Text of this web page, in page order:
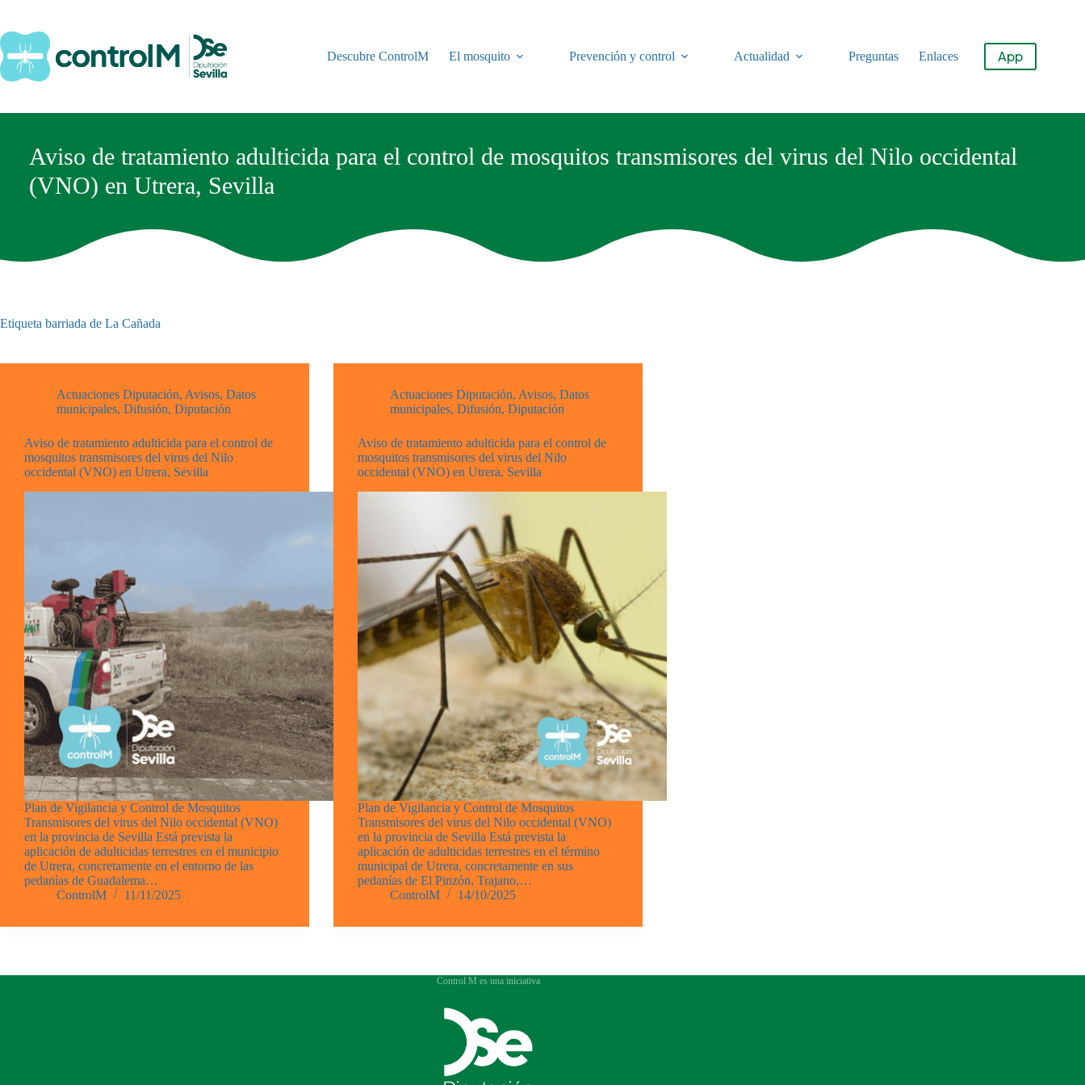
contenido
Descubre ControlM
El mosquito Prevención y control Actualidad Preguntas Enlaces App
Aviso de tratamiento adulticida para el control de mosquitos transmisores del virus del Nilo occidental
(VNO) en Utrera, Sevilla
Etiqueta barriada de La Cañada
Actuaciones Diputación, Avisos, Datos
municipales, Difusión, Diputación
Aviso de tratamiento adulticida para el control de
mosquitos transmisores del virus del Nilo
occidental (VNO) en Utrera, Sevilla
Plan de Vigilancia y Control de Mosquitos
Transmisores del virus del Nilo occidental (VNO)
en la provincia de Sevilla Está prevista la
aplicación de adulticidas terrestres en el municipio
de Utrera, concretamente en el entorno de las
pedanías de Guadalema…
ControlM
11/11/2025
Actuaciones Diputación, Avisos,Datos
municipales,Difusión,Diputación
Aviso de tratamiento adulticida para el control de
mosquitos transmisores del virus del Nilo
occidental (VNO) en Utrera, Sevilla
Plan de Vigilancia y Control de Mosquitos
Transmisores del virus del Nilo occidental (VNO)
en la provincia de Sevilla Está prevista la
aplicación de adulticidas terrestres en el término
municipal de Utrera, concretamente en sus
pedanías de El Pinzón, Trajano,…
ControlM
14/10/2025
Control M es una iniciativa